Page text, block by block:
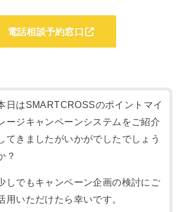
電話相談予約窓口
日はSMARTCROSSのポイントマイ
ージキャンペーンシステムをご紹介
てきましたがいかがでしたでしょう
？
しでもキャンペーン企画の検討にご
用いただけたら幸いです。